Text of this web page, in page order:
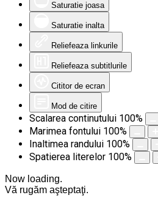
Saturatie joasa
Saturatie inalta
Reliefeaza linkurile
Reliefeaza subtitlurile
Cititor de ecran
Mod de citire
Scalarea continutului 100%
Marimea fontului 100%
Inaltimea randului 100%
Spatierea literelor 100%
Now loading.
Vă rugăm aşteptaţi.